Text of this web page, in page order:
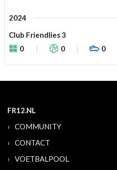
2024
Club Friendlies 3
0
0 0
FR12.NL
COMMUNITY
CONTACT
VOETBALPOOL